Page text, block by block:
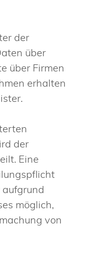
der
über
über Firmen
erhalten
der
Eine
möglich,
von